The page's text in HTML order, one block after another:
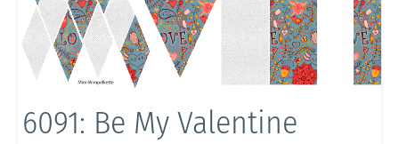
6091: Be My Valentine